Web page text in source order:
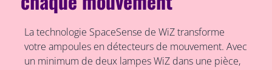
La technologie SpaceSense de WiZ transforme
votre ampoules en détecteurs de mouvement. Avec
un minimum de deux lampes WiZ dans une pièce,